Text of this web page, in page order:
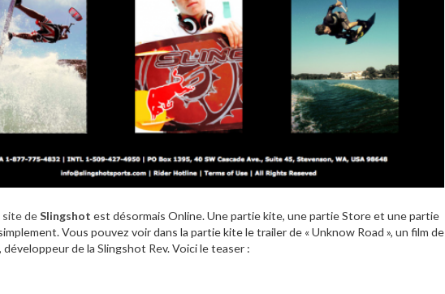
site deSlingshot est désormais Online. Une partie kite, une partie Store et une partie
Vous pouvez voir dans la partie kite le trailer de « Unknow Road », un film de
développeur de la Slingshot Rev. Voici le teaser :